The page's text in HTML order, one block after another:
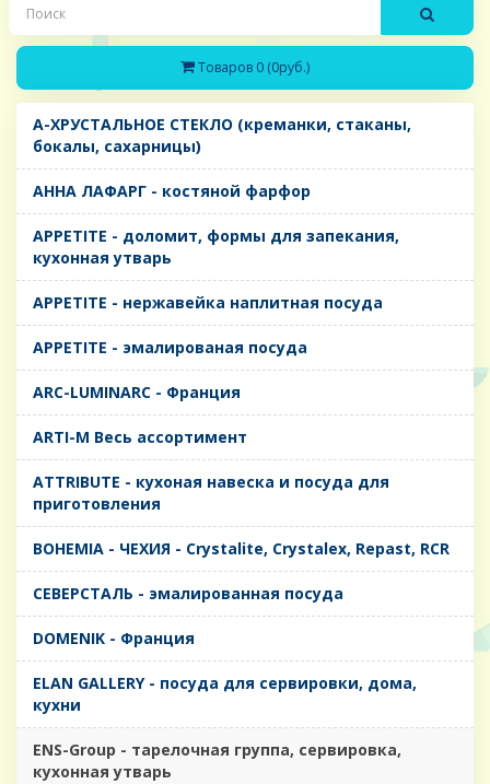
Товаров 0 (0руб.)
A-ХРУСТАЛЬНОЕ СТЕКЛО (креманки, стаканы,
бокалы, сахарницы)
AHHA ЛАФАРГ - костяной фарфор
APPETITE - доломит, формы для запекания,
кухонная утварь
APPETITE - нержавейка наплитная посуда
APPETITE - эмалированая посуда
ARC-LUMINARC - Франция
ARTI-M Весь ассортимент
ATTRIBUTE - кухоная навеска и посуда для
приготовления
BOHEMIA - ЧЕХИЯ - Crystalite, Crystalex, Repast, RCR
CЕВЕРСТАЛЬ - эмалированная посуда
DOMENIK - Франция
ELAN GALLERY - посуда для сервировки, дома,
кухни
ENS-Group - тарелочная группа, сервировка,
кухонная утварь